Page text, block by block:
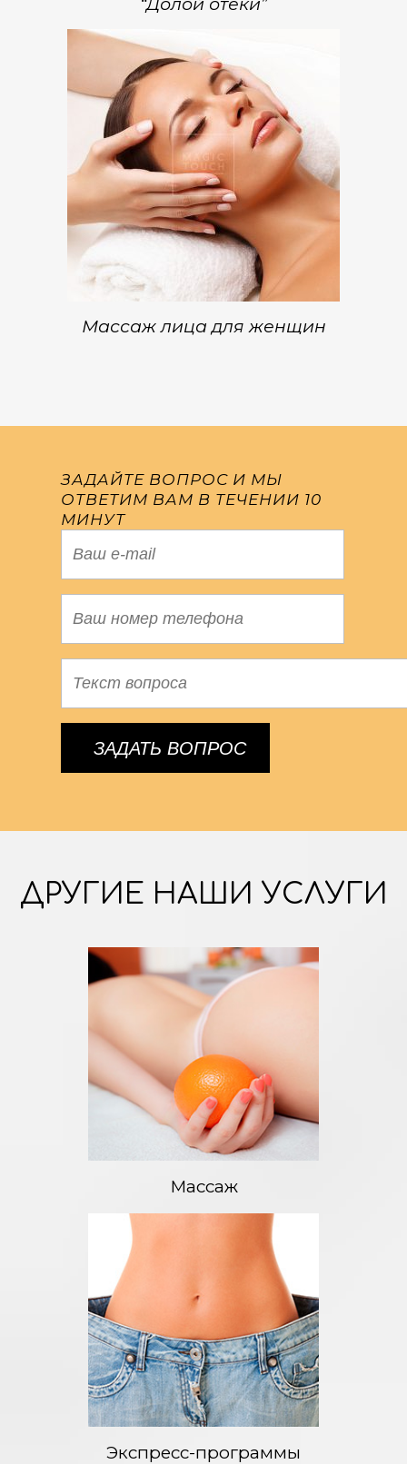
Массаж лица для женщин
ЗАДАЙТЕ ВОПРОС И МЫ
ОТВЕТИМ ВАМ В ТЕЧЕНИИ 10
МИНУТ
ДРУГИЕ НАШИ УСЛУГИ
Массаж
Экспресс-программы